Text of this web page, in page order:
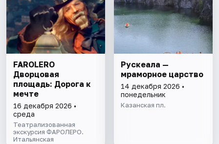
FAROLERO
Дворцовая
площадь: Дорога к
мечте
16 декабря 2026 •
среда
Театрализованная
экскурсия ФАРОЛЕРО.
Итальянская
Рускеала —
мраморное царство
14 декабря 2026 •
понедельник
Казанская пл.